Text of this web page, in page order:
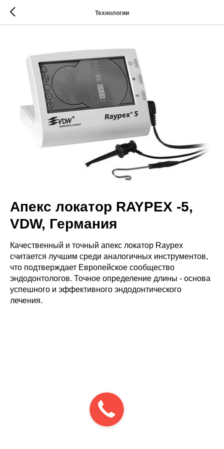
Технологии
Апекс локатор RAYPEX -5,
VDW, Германия
Качественный и точный апекс локатор Raypex
считается лучшим среди аналогичных инструментов,
что подтверждает Европейское сообщество
эндодонтологов. Точное определение длины - основа
успешного и эффективного эндодонтического
лечения.